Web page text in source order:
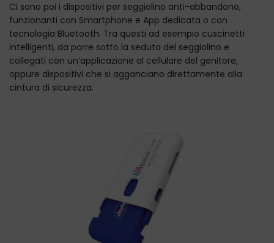
Ci sono poi i dispositivi per seggiolino anti-abbandono,
funzionanti con Smartphone e App dedicata o con
tecnologia Bluetooth. Tra questi ad esempio cuscinetti
intelligenti, da porre sotto la seduta del seggiolino e
collegati con un’applicazione al cellulare del genitore,
oppure dispositivi che si agganciano direttamente alla
cintura di sicurezza.